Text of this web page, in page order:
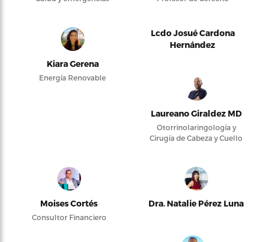
Kiara Gerena
Energía Renovable
Lcdo Josué Cardona
Hernández
Laureano Giraldez MD
Otorrinolaringología y
Cirugía de Cabeza y Cuello
Moises Cortés
Consultor Financiero
Dra. Natalie Pérez Luna